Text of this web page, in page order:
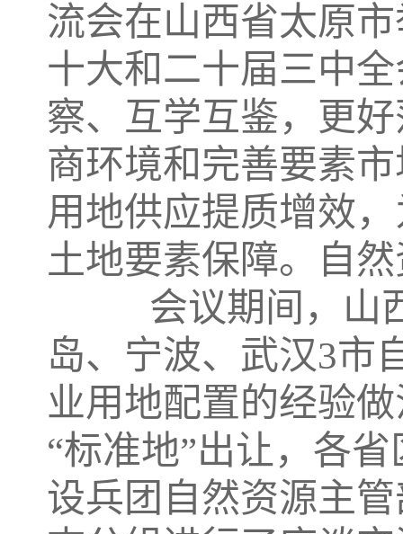
流会在山西省太原
十大和二十届三中
察、互学互鉴，更
商环境和完善要素
用地供应提质增效
土地要素保障。自
会议期间，山西
岛、宁波、武汉3市
业用地配置的经验
“标准地”出让，各
设兵团自然资源主